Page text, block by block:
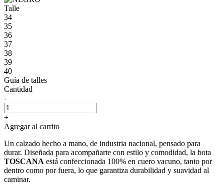
Talle
34
35
36
37
38
39
40
Guía de talles
Cantidad
-
+
Agregar al carrito
Un calzado hecho a mano, de industria nacional, pensado para
durar. Diseñada para acompañarte con estilo y comodidad, la bota
TOSCANA está confeccionada 100% en cuero vacuno, tanto por
dentro como por fuera, lo que garantiza durabilidad y suavidad al
caminar.